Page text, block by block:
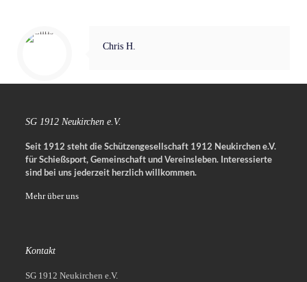
Chris H.
SG 1912 Neukirchen e.V.
Seit 1912 steht die Schützengesellschaft 1912 Neukirchen e.V.
für Schießsport, Gemeinschaft und Vereinsleben. Interessierte
sind bei uns jederzeit herzlich willkommen.
Mehr über uns
Kontakt
SG 1912 Neukirchen e.V.